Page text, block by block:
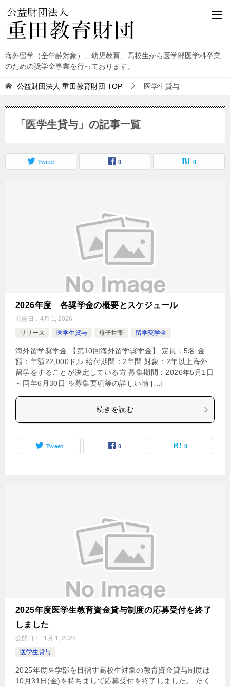
海外留学（全年齢対象）、幼児教育、高校生から医学部医学科卒業
のための奨学金事業を行っております。
公益財団法人 重田教育財団 TOP 医学生貸与
「医学生貸与」の記事一覧
Tweet 0 0
2026年度 各奨学金の概要とスケジュール
公開日： 4月 1, 2026
リリース
医学生貸与 母子世帯 留学奨学金
海外留学奨学金 【第10回海外留学奨学金】 定員：5名 金
額：年額22,000ドル 給付期間：2年間 対象：2年以上海外
留学をすることが決定している方 募集期間：2026年5月1日
～同年6月30日 ※募集要項等の詳しい情 […]
続きを読む
Tweet 0 0
2025年度医学生教育資金貸与制度の応募受付を終了
しました
公開日： 11月 1, 2025
医学生貸与
2025年度医学部を目指す高校生対象の教育資金貸与制度は
10月31日(金)を持ちまして応募受付を終了しました。 たく